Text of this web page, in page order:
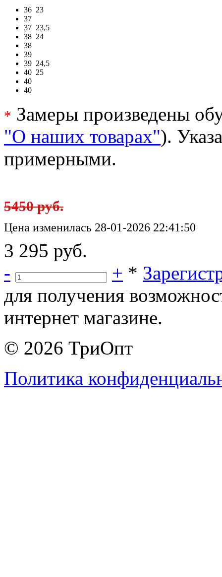
36 23
37
37 23,5
38 24
38
39
39 24,5
40 25
40
40
* Замеры произведены
"О наших товарах").
примерными.
5450 руб.
Цена изменилась 28-01-2026 22:41:50
3 295 руб.
-
+ *
для получения
интернет магазине.
© 2026 ТриОпт
Политика